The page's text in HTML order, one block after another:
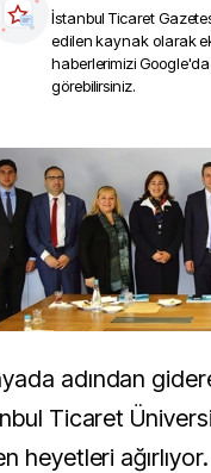
İstanbul Ticaret
edilen kaynak olarak
haberlerimizi
görebilirsiniz.
adından
Ticaret
heyetleri